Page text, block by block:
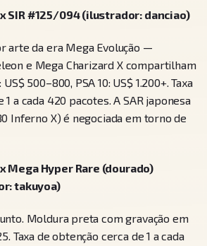
SIR #125/094 (ilustrador: danciao)
arte da era Mega Evolução —
e Mega Charizard X compartilham
500–800, PSA 10: US$ 1.200+. Taxa
a cada 420 pacotes. A SAR japonesa
Inferno X) é negociada em torno de
Mega Hyper Rare (dourado)
takuyoa)
Moldura preta com gravação em
Taxa de obtenção cerca de 1 a cada